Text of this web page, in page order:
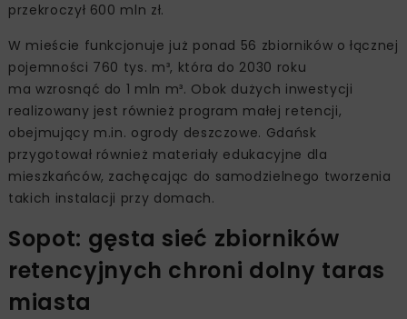
przekroczył 600 mln zł.
W mieście funkcjonuje już ponad 56 zbiorników o łącznej
pojemności 760 tys. m³, która do 2030 roku
ma wzrosnąć do 1 mln m³. Obok dużych inwestycji
realizowany jest również program małej retencji,
obejmujący m.in. ogrody deszczowe. Gdańsk
przygotował również materiały edukacyjne dla
mieszkańców, zachęcając do samodzielnego tworzenia
takich instalacji przy domach.
Sopot: gęsta sieć zbiorników
retencyjnych chroni dolny taras
miasta